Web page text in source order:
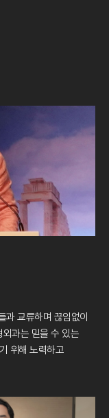
과 교류하며 끊임없이
외과는 믿을 수 있는
위해 노력하고